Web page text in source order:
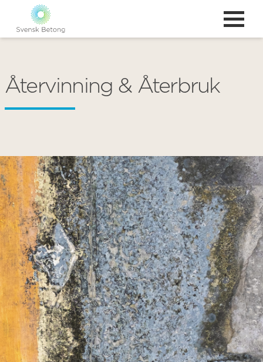
Återvinning & Återbruk